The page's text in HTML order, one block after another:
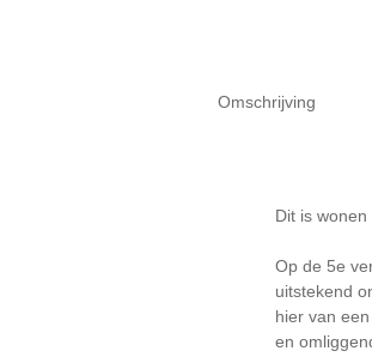
Omschrijving
Dit is
Op de 5e
uitstekend
hier van
en